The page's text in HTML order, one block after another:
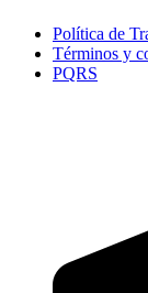
Política de
Términos y
PQRS